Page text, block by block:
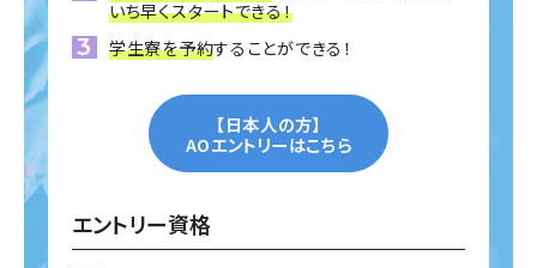
いち早くスタートできる！
学生寮を予約することができる！
【日本人の方】
AOエントリーはこちら
エントリー資格